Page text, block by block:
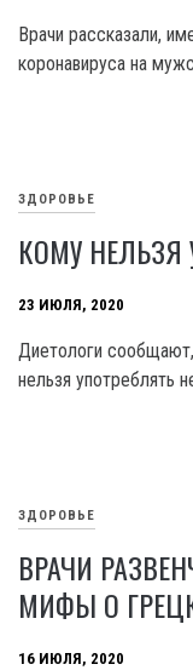
Врачи рассказали,
коронавируса на
ЗДОРОВЬЕ
КОМУ НЕЛЬЗЯ
23 ИЮЛЯ, 2020
Диетологи
нельзя употреблять
ЗДОРОВЬЕ
ВРАЧИ
МИФЫ О
16 ИЮЛЯ, 2020